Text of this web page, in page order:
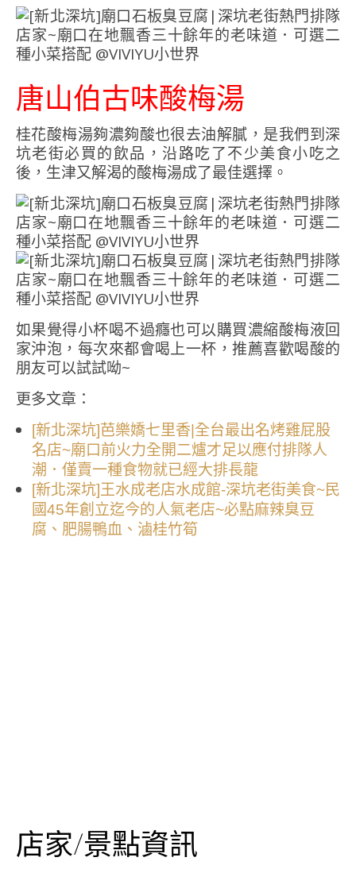
唐山伯古味酸梅湯
桂花酸梅湯夠濃夠酸也很去油解膩，是我們到深
坑老街必買的飲品，沿路吃了不少美食小吃之
後，生津又解渴的酸梅湯成了最佳選擇。
如果覺得小杯喝不過癮也可以購買濃縮酸梅液回
家沖泡，每次來都會喝上一杯，推薦喜歡喝酸的
朋友可以試試呦~
更多文章：
[新北深坑]芭樂嬌七里香|全台最出名烤雞屁股
名店~廟口前火力全開二爐才足以應付排隊人
潮．僅賣一種食物就已經大排長龍
[新北深坑]王水成老店水成館-深坑老街美食~民
國45年創立迄今的人氣老店~必點麻辣臭豆
腐、肥腸鴨血、滷桂竹筍
店家/景點資訊